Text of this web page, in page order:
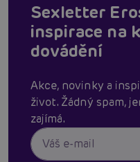
Sexletter
inspirace na
dovádění
Akce, novinky a
život. Žádný spam,
zajímá.